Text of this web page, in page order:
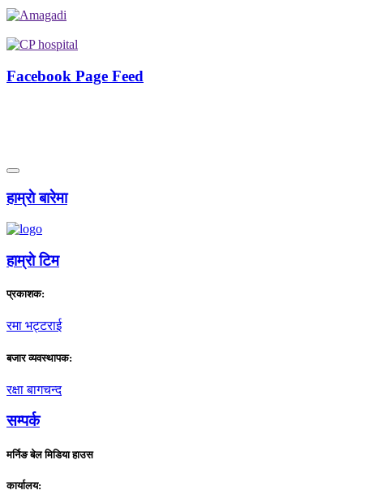
Facebook Page Feed
हाम्राे बारेमा
हाम्राे टिम
प्रकाशक:
रमा भट्टराई
बजार व्यवस्थापक:
रक्षा बागचन्द
सम्पर्क
मर्निङ बेल मिडिया हाउस
कार्यालय: